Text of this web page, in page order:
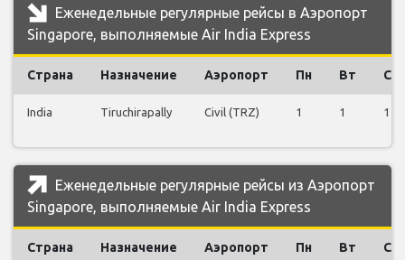
Еженедельные регулярные рейсы в Аэропорт
Singapore, выполняемые Air India Express
Страна Назначение Аэропорт Пн Вт Ср
India Tiruchirapally Civil (TRZ) 1 1 1
Еженедельные регулярные рейсы из Аэропорт
Singapore, выполняемые Air India Express
Страна Назначение Аэропорт Пн Вт Ср